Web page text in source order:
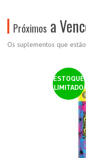
Próximos a
Os suplementos que
ESTOQUE
LIMITADO